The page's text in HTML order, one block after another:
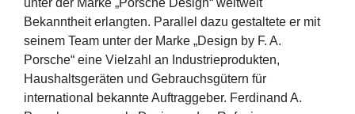
unter der Marke „Porsche Design“ weltweit
Bekanntheit erlangten. Parallel dazu gestaltete er mit
seinem Team unter der Marke „Design by F. A.
Porsche“ eine Vielzahl an Industrieprodukten,
Haushaltsgeräten und Gebrauchsgütern für
international bekannte Auftraggeber. Ferdinand A.